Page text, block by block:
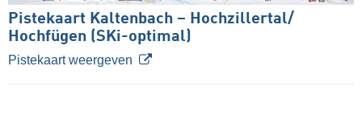
Pistekaart Kaltenbach – Hochzillertal/​
Hochfügen (SKi-optimal)
Pistekaart weergeven